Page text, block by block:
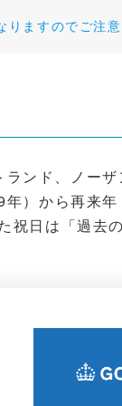
ますのでご注意
ンド、ノー
）から再来年
祝日は「過去